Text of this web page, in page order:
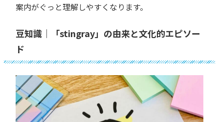
案内がぐっと理解しやすくなります。
豆知識｜「stingray」の由来と文化的エピソー
ド